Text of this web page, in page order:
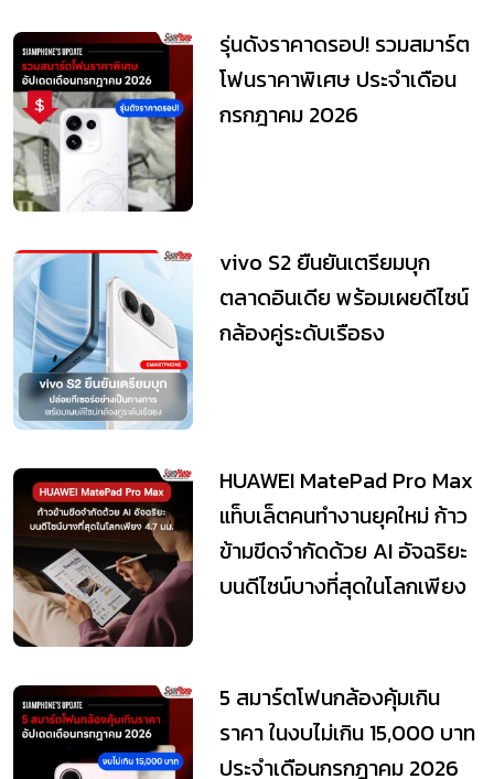
รุ่นดังราคาดรอป! รวมสมาร์ต
โฟนราคาพิเศษ ประจำเดือน
กรกฎาคม 2026
vivo S2 ยืนยันเตรียมบุก
ตลาดอินเดีย พร้อมเผยดีไซน์
กล้องคู่ระดับเรือธง
HUAWEI MatePad Pro Max
แท็บเล็ตคนทำงานยุคใหม่ ก้าว
ข้ามขีดจำกัดด้วย AI อัจฉริยะ
บนดีไซน์บางที่สุดในโลกเพียง
5 สมาร์ตโฟนกล้องคุ้มเกิน
ราคา ในงบไม่เกิน 15,000 บาท
ประจำเดือนกรกฎาคม 2026